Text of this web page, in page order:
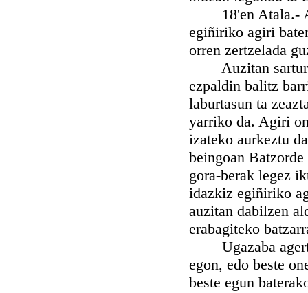
18'en Atala.-
egiñiriko agiri
orren zertzelada
Auzitan sarturik
ezpaldin balitz
laburtasun ta
yarriko da. Agiri
izateko aurkeztu
beingoan
gora-berak legez
idazkiz egiñiriko
auzitan dabilzen
erabagiteko
Ugazaba
egon, edo beste
beste egun